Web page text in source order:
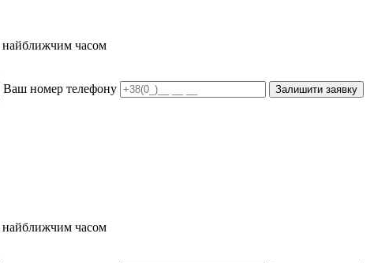
найближчим часом
Ваш номер телефону Залишити заявку
найближчим часом